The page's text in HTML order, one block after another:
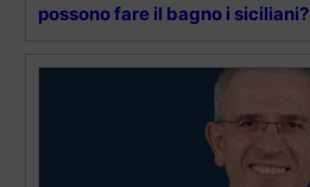
possono fare il bagno i siciliani?